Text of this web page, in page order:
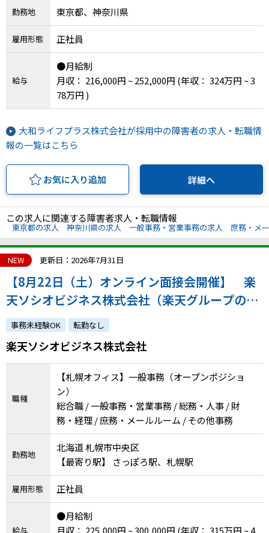
勤務地 東京都、神奈川県
雇用形態 正社員
給与
●月給制
月収： 216,000円 ~ 252,000円 (年収： 324万円 ~ 3
78万円 )
大和ライフプラス株式会社が採用中の障害者の求人・転職情
報の一覧はこちら
お気に入り追加 詳細へ
この求人に関連する障害者求人・転職情報
東京都の求人 神奈川県の求人 一般事務・営業事務の求人 庶務・メ
NEW 更新日：2026年7月31日
【8月22日（土）オンライン面接会開催】 楽
天ソシオビジネス株式会社（楽天グループの特
例子会社◎障害の有無にかかわらずチャレンジ
できます）
事務未経験OK 転勤なし
楽天ソシオビジネス株式会社
職種
【札幌オフィス】一般事務（オープンポジショ
ン）
総合職 / 一般事務・営業事務 / 総務・人事 / 財
務・経理 / 庶務・メールルーム / その他事務
勤務地
北海道 札幌市中央区
【最寄り駅】 さっぽろ駅、札幌駅
雇用形態 正社員
給与
●月給制
月収： 225,000円 ~ 300,000円 (年収： 315万円 ~ 4